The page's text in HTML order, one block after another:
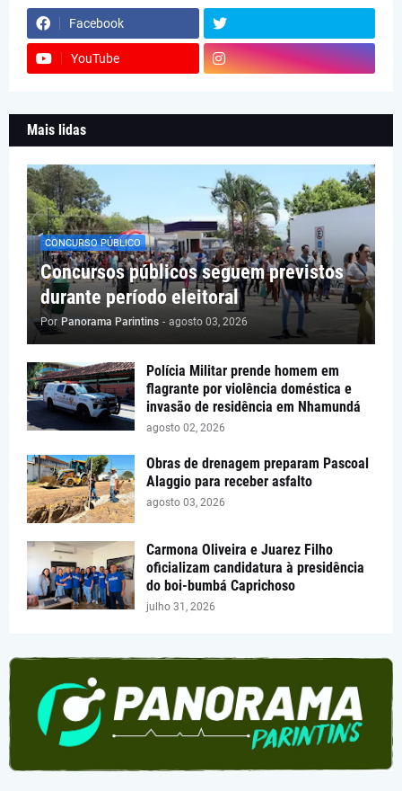
Facebook
YouTube
Mais lidas
CONCURSO PÚBLICO
Concursos públicos seguem previstos
durante período eleitoral
Por Panorama Parintins - agosto 03, 2026
Polícia Militar prende homem em
flagrante por violência doméstica e
invasão de residência em Nhamundá
agosto 02, 2026
Obras de drenagem preparam Pascoal
Alaggio para receber asfalto
agosto 03, 2026
Carmona Oliveira e Juarez Filho
oficializam candidatura à presidência
do boi-bumbá Caprichoso
julho 31, 2026